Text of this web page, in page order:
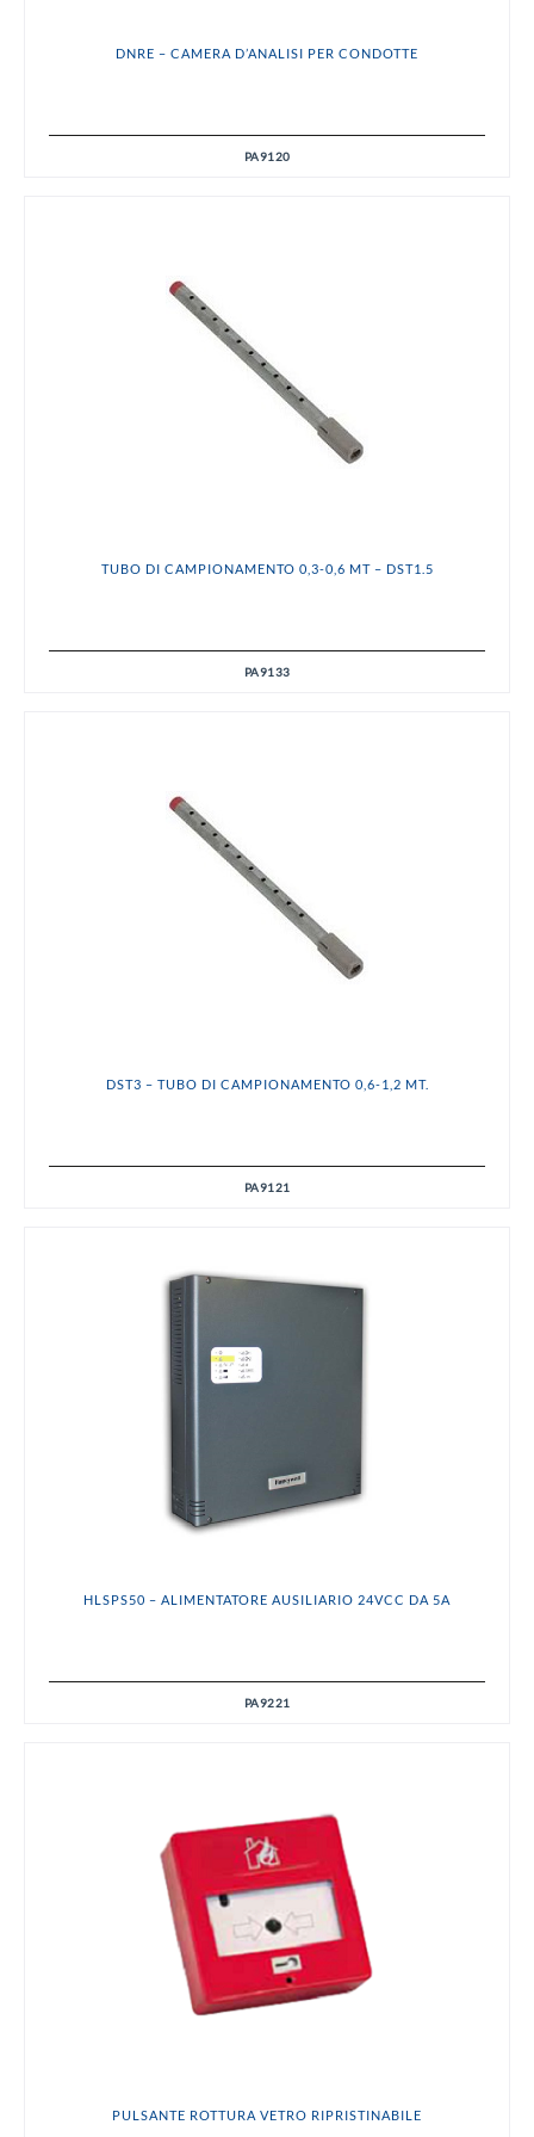
DNRE – CAMERA D’ANALISI PER CONDOTTE
PA9120
TUBO DI CAMPIONAMENTO 0,3-0,6 MT – DST1.5
PA9133
DST3 – TUBO DI CAMPIONAMENTO 0,6-1,2 MT.
PA9121
HLSPS50 – ALIMENTATORE AUSILIARIO 24VCC DA 5A
PA9221
PULSANTE ROTTURA VETRO RIPRISTINABILE